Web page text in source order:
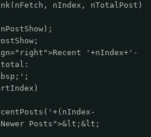
nIndex, nTotalPost)
'+nIndex+'-
total:
Posts">&lt;&lt;